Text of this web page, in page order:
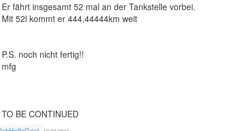
Er fährt insgesamt 52 mal an der Tankstelle vorbei.
Mit 52l kommt er 444,44444km weit
P.S. noch nicht fertig!!
mfg
TO BE CONTINUED